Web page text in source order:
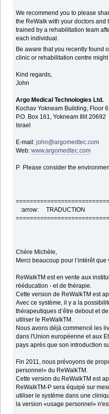
We recommend you to please
the ReWalk with your doctors
trained by a rehabilitation team
each individual.
Be aware that you recently found
clinic or rehabilitation centre
Kind regards,
John
Argo Medical Technologies Ltd.
Kochav Yokneam Building, Floor 6
P.O. Box 161, Yokneam Illit 20692
Israel
E-mail:john@argomedtec.com
Web:www.argomedtec.com
P Please consider the
===========================
:arrow: TRADUCTION
===========================
Chère Michèle,
Merci beaucoup pour l’intérêt
ReWalkTM est en vente aux
rééducation - et de thérapie.
Cette version de ReWalkTM est
Avec ce système, il y a la
thérapeutiques d’être debout et
utiliser le ReWalkTM.
Nous avons déjà commencé les
dans l'Union européenne et aux
pays après que son introduction
Fin 2011, nous prévoyons de
personnel» du ReWalkTM.
Cette version du ReWalkTM est
ReWalkTM-P sera équipé sur
utiliser le système dans une
la version «usage personnel»